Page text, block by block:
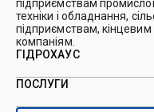
підприємствам
техніки і обладнання,
підприємствам,
компаніям.
ГІДРОХАУС
Про нас
ПОСЛУГИ